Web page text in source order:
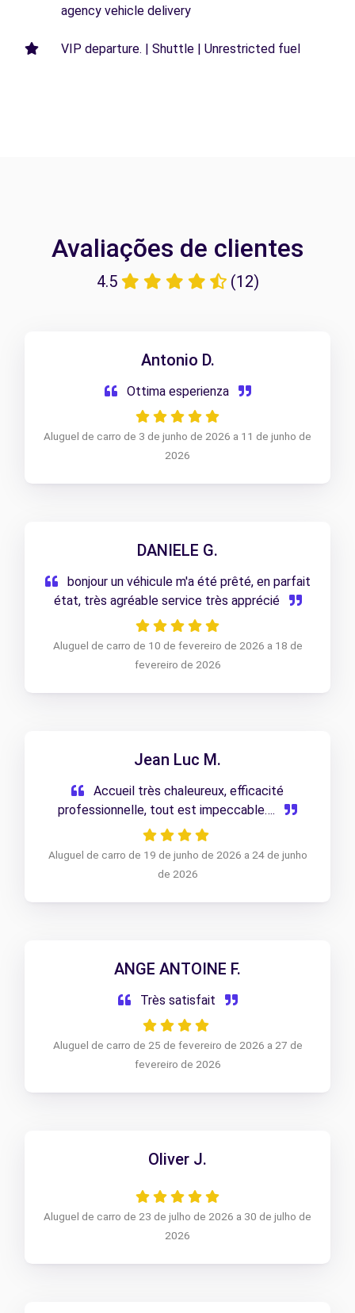
agency vehicle delivery
VIP departure. | Shuttle | Unrestricted fuel
Avaliações de clientes
4.5 (12)
Antonio D.
Ottima esperienza
Aluguel de carro de 3 de junho de 2026 a 11 de junho de
2026
DANIELE G.
bonjour un véhicule m'a été prêté, en parfait
état, très agréable service très apprécié
Aluguel de carro de 10 de fevereiro de 2026 a 18 de
fevereiro de 2026
Jean Luc M.
Accueil très chaleureux, efficacité
professionnelle, tout est impeccable….
Aluguel de carro de 19 de junho de 2026 a 24 de junho
de 2026
ANGE ANTOINE F.
Très satisfait
Aluguel de carro de 25 de fevereiro de 2026 a 27 de
fevereiro de 2026
Oliver J.
Aluguel de carro de 23 de julho de 2026 a 30 de julho de
2026